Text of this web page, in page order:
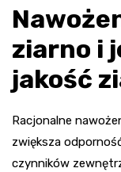
ziarno i
jakość
Racjonalne
zwiększa
czynników